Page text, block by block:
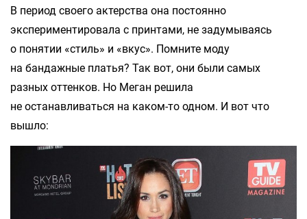
В период своего актерства она постоянно
экспериментировала с принтами, не задумываясь
о понятии «стиль» и «вкус». Помните моду
на бандажные платья? Так вот, они были самых
разных оттенков. Но Меган решила
не останавливаться на каком-то одном. И вот что
вышло: